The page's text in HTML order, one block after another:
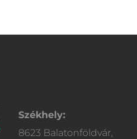
Székhely:
8623 Balatonföldvár,